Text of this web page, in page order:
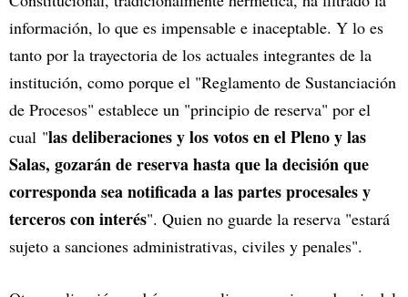
información, lo que es impensable e inaceptable. Y lo es
tanto por la trayectoria de los actuales integrantes de la
institución, como porque el "Reglamento de Sustanciación
de Procesos" establece un "principio de reserva" por el
cual "las deliberaciones y los votos en el Pleno y las
Salas, gozarán de reserva hasta que la decisión que
corresponda sea notificada a las partes procesales y
terceros con interés". Quien no guarde la reserva "estará
sujeto a sanciones administrativas, civiles y penales".